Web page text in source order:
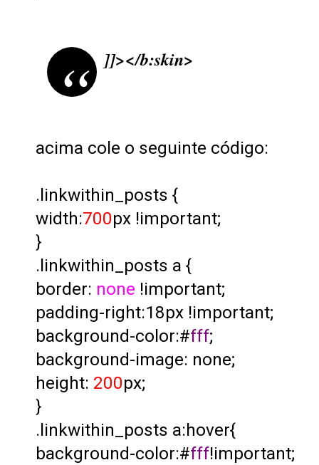
]]></b:skin>
acima cole o seguinte código:
.linkwithin_posts {
width:700px !important;
}
.linkwithin_posts a {
border: none !important;
padding-right:18px !important;
background-color:#fff;
background-image: none;
height: 200px;
}
.linkwithin_posts a:hover{
background-color:#fff!important;